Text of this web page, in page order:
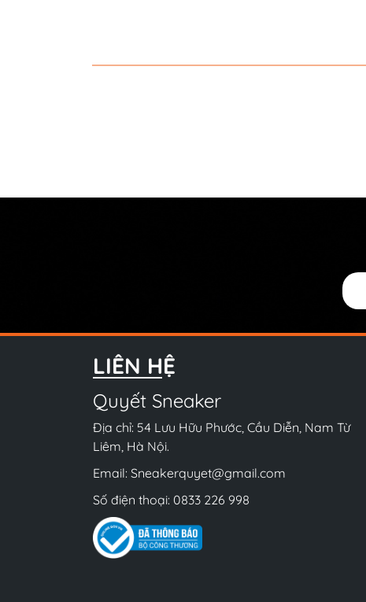
LIÊN HỆ
Quyết Sneaker
Địa chỉ: 54 Lưu Hữu Phước, Cầu Diễn, Nam Từ
Liêm, Hà Nội.
Email: Sneakerquyet@gmail.com
Số điện thoại: 0833 226 998